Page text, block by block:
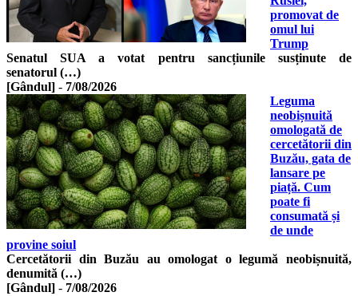
promovat de
omul lui
Trump
Senatul SUA a votat pentru sancțiunile susținute de
senatorul (…)
[Gândul] - 7/08/2026
Leguma
neobișnuită
omologată de
cercetătorii din
Buzău, gata de
lansare pe
piață. Cum
poate fi
consumată și
de unde
provine soiul
Cercetătorii din Buzău au omologat o legumă neobișnuită,
denumită (…)
[Gândul] - 7/08/2026